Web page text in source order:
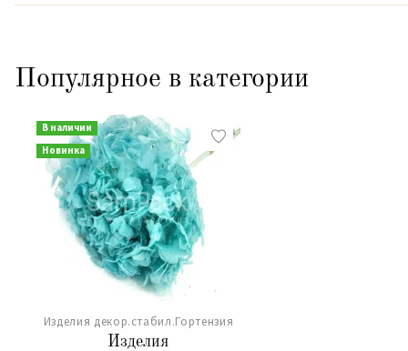
Популярное в категории
В наличии
Новинка
Изделия декор.стабил.Гортензия
Изделия